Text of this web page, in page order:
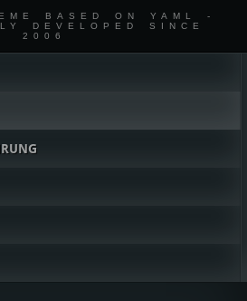
BASED ON YAML -
DEVELOPED SINCE
2006